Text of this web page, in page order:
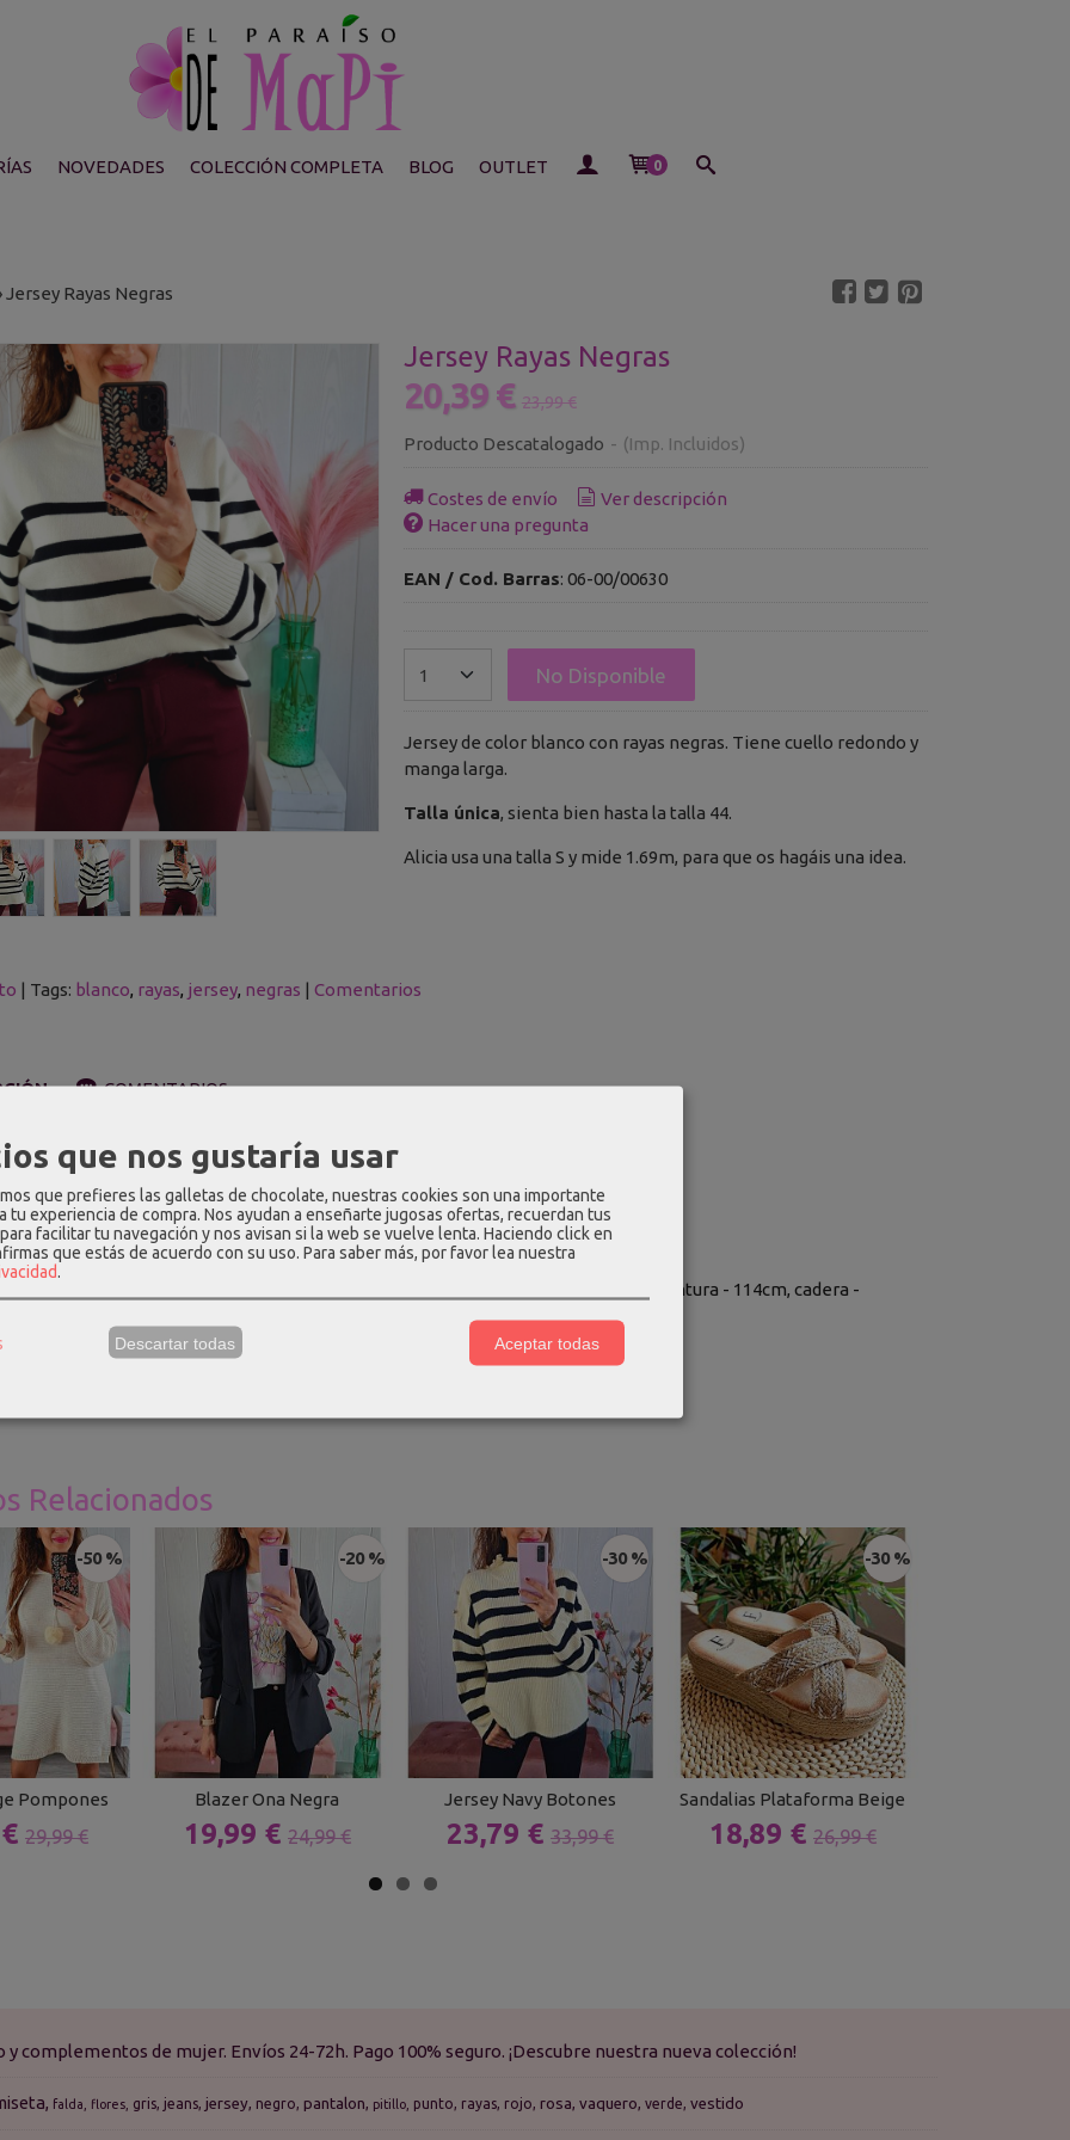
NOVEDADES COLECCIÓN COMPLETA BLOG OUTLET 0
Jersey Rayas Negras
Jersey Rayas Negras
20,39 € 23,99 €
Producto Descatalogado - (Imp. Incluidos)
Costes de envío
Ver descripción
Hacer una pregunta
EAN / Cod. Barras: 06-00/00630
No Disponible
Jersey de color blanco con rayas negras. Tiene cuello redondo y
manga larga.
Talla única, sienta bien hasta la talla 44.
Alicia usa una talla S y mide 1.69m, para que os hagáis una idea.
| Tags: blanco rayas jersey negras | Comentarios
COMENTARIOS
blanco con rayas negras. Tiene cuello redondo y manga larga.
la talla 44.
:50% viscosa - 22% poliamida - 28% poliéster.
largo - 66cm, hombros - 57cm, largo manga - 56cm, pecho - 116cm, cintura - 114cm, cadera -
talla S y mide 1.69m, para que os hagáis una idea.
Relacionados
-50 %
Pompones
29,99 €
-20 %
Blazer Ona Negra
19,99 € 24,99 €
-30 %
Jersey Navy Botones
23,79 € 33,99 €
-30 %
Sandalias Plataforma Beige
18,89 € 26,99 €
complementos de mujer. Envíos 24-72h. Pago 100% seguro. ¡Descubre nuestra nueva colección!
falda flores gris jeans jersey negro pantalon pitillo punto rayas rojo rosa vaquero verde vestido
que nos gustaría usar
que prefieres las galletas de chocolate, nuestras cookies son una importante
tu experiencia de compra. Nos ayudan a enseñarte jugosas ofertas, recuerdan tus
facilitar tu navegación y nos avisan si la web se vuelve lenta. Haciendo click en
que estás de acuerdo con su uso. Para saber más, por favor lea nuestra
.
Descartar todas Aceptar todas